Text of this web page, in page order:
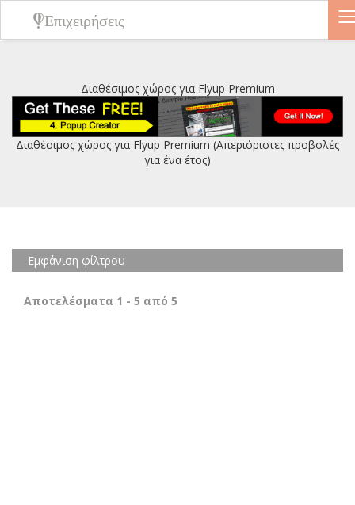
Διαθέσιμος χώρος για Flyup Premium
Διαθέσιμος χώρος για Flyup Premium (Απεριόριστες προβολές
για ένα έτος)
Εμφάνιση φίλτρου
Αποτελέσματα 1 - 5 από 5
Επιχειρήσεις